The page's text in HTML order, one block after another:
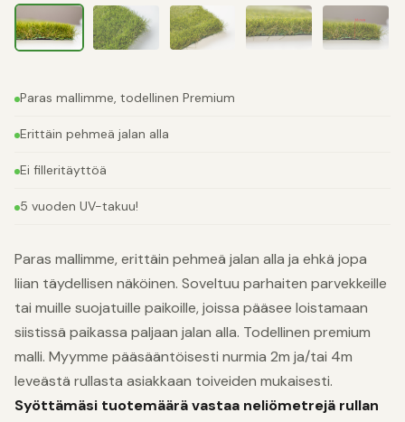
Paras mallimme, todellinen Premium
Erittäin pehmeä jalan alla
Ei filleritäyttöä
5 vuoden UV-takuu!
Paras mallimme, erittäin pehmeä jalan alla ja ehkä jopa
liian täydellisen näköinen. Soveltuu parhaiten parvekkeille
tai muille suojatuille paikoille, joissa pääsee loistamaan
siistissä paikassa paljaan jalan alla. Todellinen premium
malli. Myymme pääsääntöisesti nurmia 2m ja/tai 4m
leveästä rullasta asiakkaan toiveiden mukaisesti.
Syöttämäsi tuotemäärä vastaa neliömetrejä rullan